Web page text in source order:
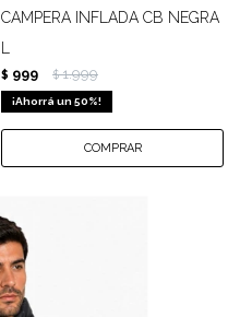
CAMPERA INFLADA CB NEGRA
$ 999 $ 1.999
50